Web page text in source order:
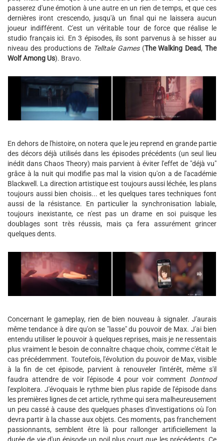
passerez d'une émotion à une autre en un rien de temps, et que ces
dernières iront crescendo, jusqu'à un final qui ne laissera aucun
joueur indifférent. C'est un véritable tour de force que réalise le
studio français ici. En 3 épisodes, ils sont parvenus à se hisser au
niveau des productions de Telltale Games(The Walking Dead,The
Wolf Among Us). Bravo.
En dehors de l'histoire, on notera que le jeu reprend en grande partie
des décors déjà utilisés dans les épisodes précédents (un seul lieu
inédit dans Chaos Theory) mais parvient à éviter l'effet de "déjà vu"
grâce à la nuit qui modifie pas mal la vision qu'on a de l'académie
Blackwell. La direction artistique est toujours aussi léchée, les plans
toujours aussi bien choisis... et les quelques tares techniques font
aussi de la résistance. En particulier la synchronisation labiale,
toujours inexistante, ce n'est pas un drame en soi puisque les
doublages sont très réussis, mais ça fera assurément grincer
quelques dents.
Concernant le gameplay, rien de bien nouveau à signaler. J'aurais
même tendance à dire qu'on se "lasse" du pouvoir de Max. J'ai bien
entendu utiliser le pouvoir à quelques reprises, mais je ne ressentais
plus vraiment le besoin de connaître chaque choix, comme c'était le
cas précédemment. Toutefois, l'évolution du pouvoir de Max, visible
à la fin de cet épisode, parvient à renouveler l'intérêt, même s'il
faudra attendre de voir l'épisode 4 pour voir comment Dontnod
l'exploitera. J'évoquais le rythme bien plus rapide de l'épisode dans
les premières lignes de cet article, rythme qui sera malheureusement
un peu cassé à cause des quelques phases d'investigations où l'on
devra partir à la chasse aux objets. Ces moments, pas franchement
passionnants, semblent être là pour rallonger artificiellement la
durée de vie d'un épisode un poil plus court que les précédents. Ce